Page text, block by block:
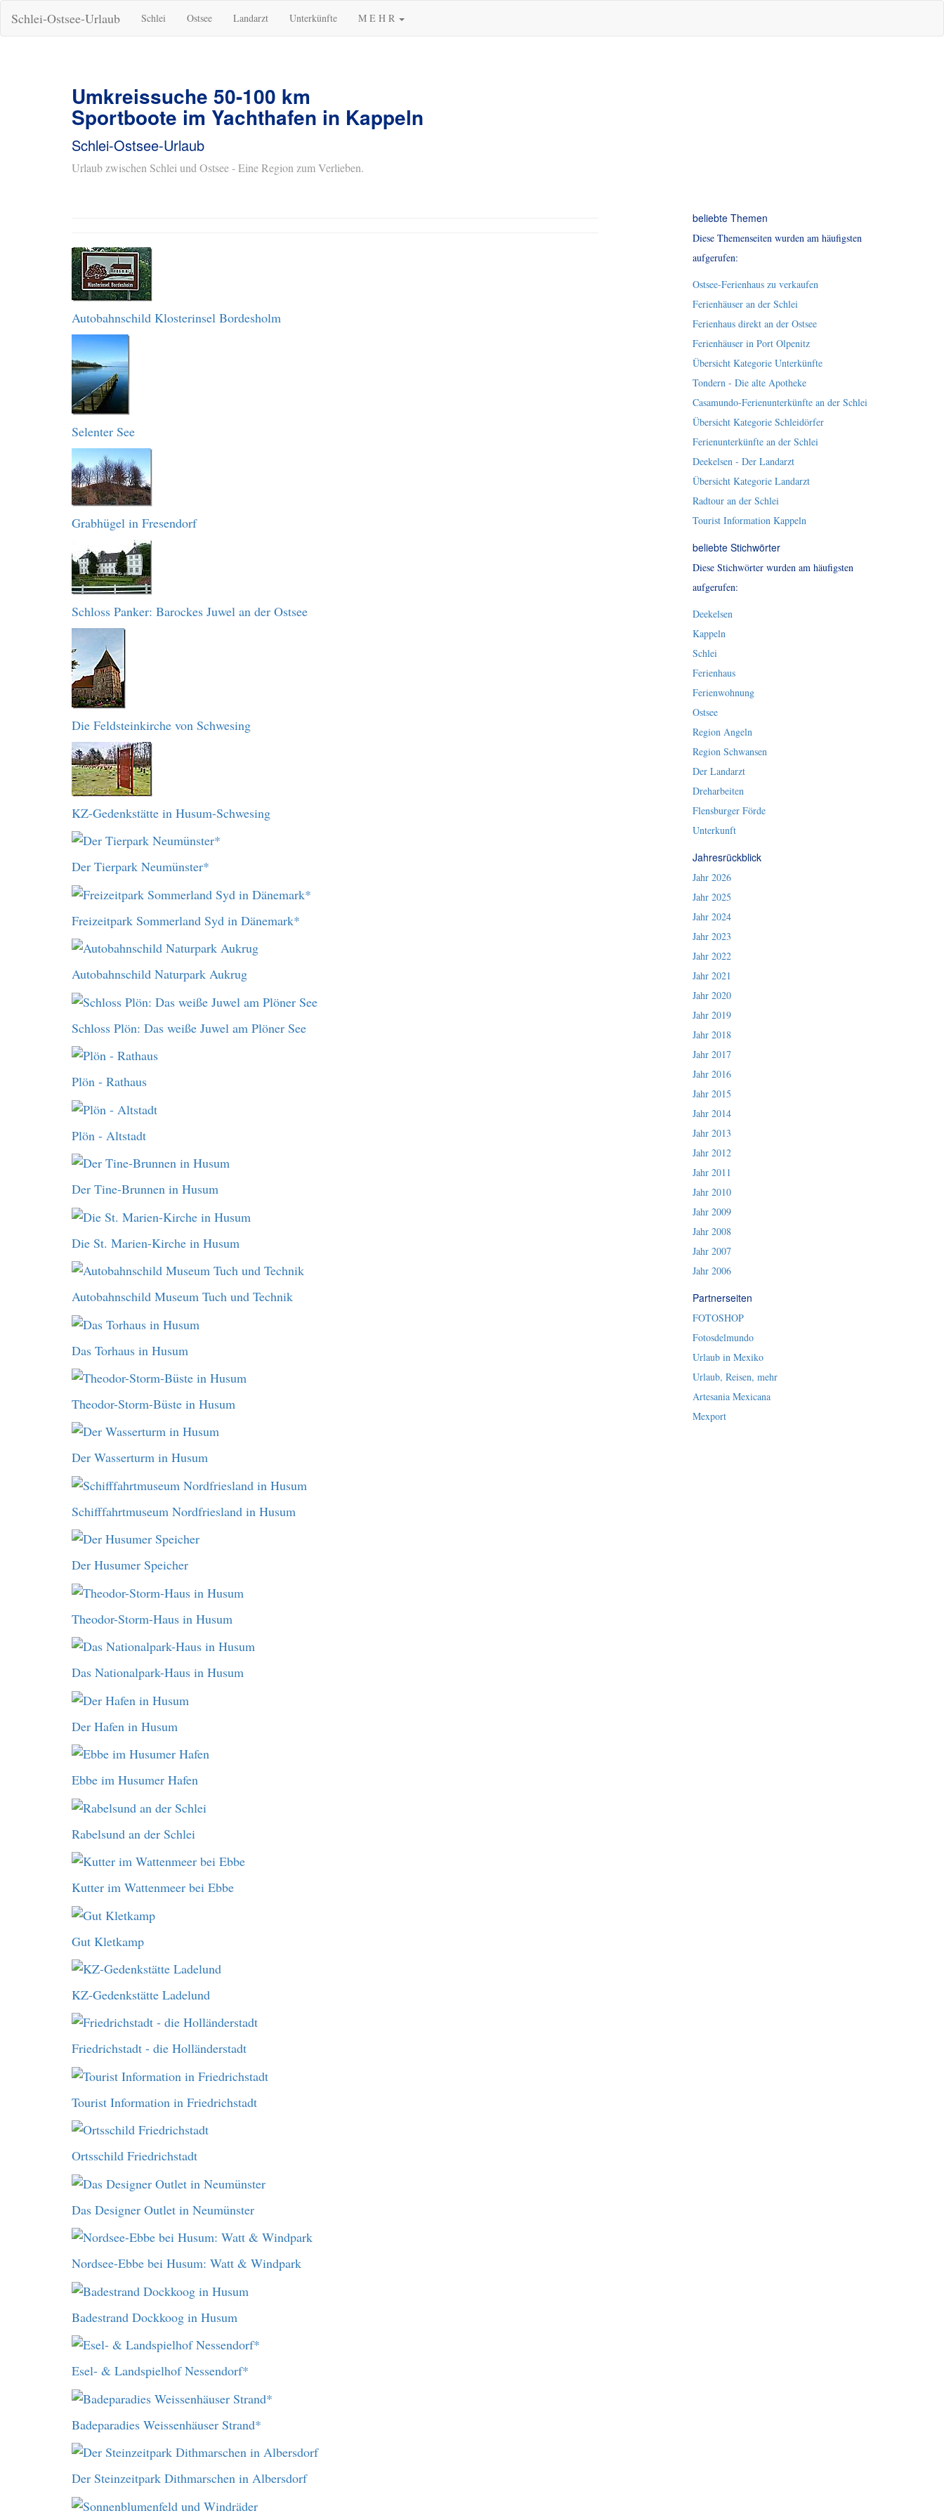
Schlei-Ostsee-Urlaub Schlei Ostsee Landarzt Unterkünfte M E H R
Umkreissuche 50-100 km
Sportboote im Yachthafen in Kappeln
Schlei-Ostsee-Urlaub
Urlaub zwischen Schlei und Ostsee - Eine Region zum Verlieben.
Autobahnschild Klosterinsel Bordesholm
Selenter See
Grabhügel in Fresendorf
Schloss Panker: Barockes Juwel an der Ostsee
Die Feldsteinkirche von Schwesing
KZ-Gedenkstätte in Husum-Schwesing
Der Tierpark Neumünster*
Freizeitpark Sommerland Syd in Dänemark*
Autobahnschild Naturpark Aukrug
Schloss Plön: Das weiße Juwel am Plöner See
Plön - Rathaus
Plön - Altstadt
Der Tine-Brunnen in Husum
Die St. Marien-Kirche in Husum
Autobahnschild Museum Tuch und Technik
Das Torhaus in Husum
Theodor-Storm-Büste in Husum
Der Wasserturm in Husum
Schifffahrtmuseum Nordfriesland in Husum
Der Husumer Speicher
Theodor-Storm-Haus in Husum
Das Nationalpark-Haus in Husum
Der Hafen in Husum
Ebbe im Husumer Hafen
Rabelsund an der Schlei
Kutter im Wattenmeer bei Ebbe
Gut Kletkamp
KZ-Gedenkstätte Ladelund
Friedrichstadt - die Holländerstadt
Tourist Information in Friedrichstadt
Ortsschild Friedrichstadt
Das Designer Outlet in Neumünster
Nordsee-Ebbe bei Husum: Watt & Windpark
Badestrand Dockkoog in Husum
Esel- & Landspielhof Nessendorf*
Badeparadies Weissenhäuser Strand*
Der Steinzeitpark Dithmarschen in Albersdorf
beliebte Themen
Diese Themenseiten wurden am häufigsten
aufgerufen:
Ostsee-Ferienhaus zu verkaufen
Ferienhäuser an der Schlei
Ferienhaus direkt an der Ostsee
Ferienhäuser in Port Olpenitz
Übersicht Kategorie Unterkünfte
Tondern - Die alte Apotheke
Casamundo-Ferienunterkünfte an der Schlei
Übersicht Kategorie Schleidörfer
Ferienunterkünfte an der Schlei
Deekelsen - Der Landarzt
Übersicht Kategorie Landarzt
Radtour an der Schlei
Tourist Information Kappeln
beliebte Stichwörter
Diese Stichwörter wurden am häufigsten
aufgerufen:
Deekelsen
Kappeln
Schlei
Ferienhaus
Ferienwohnung
Ostsee
Region Angeln
Region Schwansen
Der Landarzt
Dreharbeiten
Flensburger Förde
Unterkunft
Jahresrückblick
Jahr 2026
Jahr 2025
Jahr 2024
Jahr 2023
Jahr 2022
Jahr 2021
Jahr 2020
Jahr 2019
Jahr 2018
Jahr 2017
Jahr 2016
Jahr 2015
Jahr 2014
Jahr 2013
Jahr 2012
Jahr 2011
Jahr 2010
Jahr 2009
Jahr 2008
Jahr 2007
Jahr 2006
Partnerseiten
FOTOSHOP
Fotosdelmundo
Urlaub in Mexiko
Urlaub, Reisen, mehr
Artesania Mexicana
Mexport